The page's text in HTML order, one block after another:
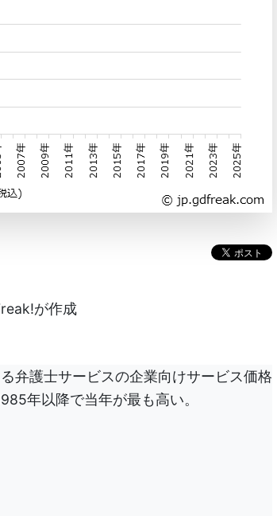
が作成
弁護士サービスの企業向けサービス価格
年以降で当年が最も高い。